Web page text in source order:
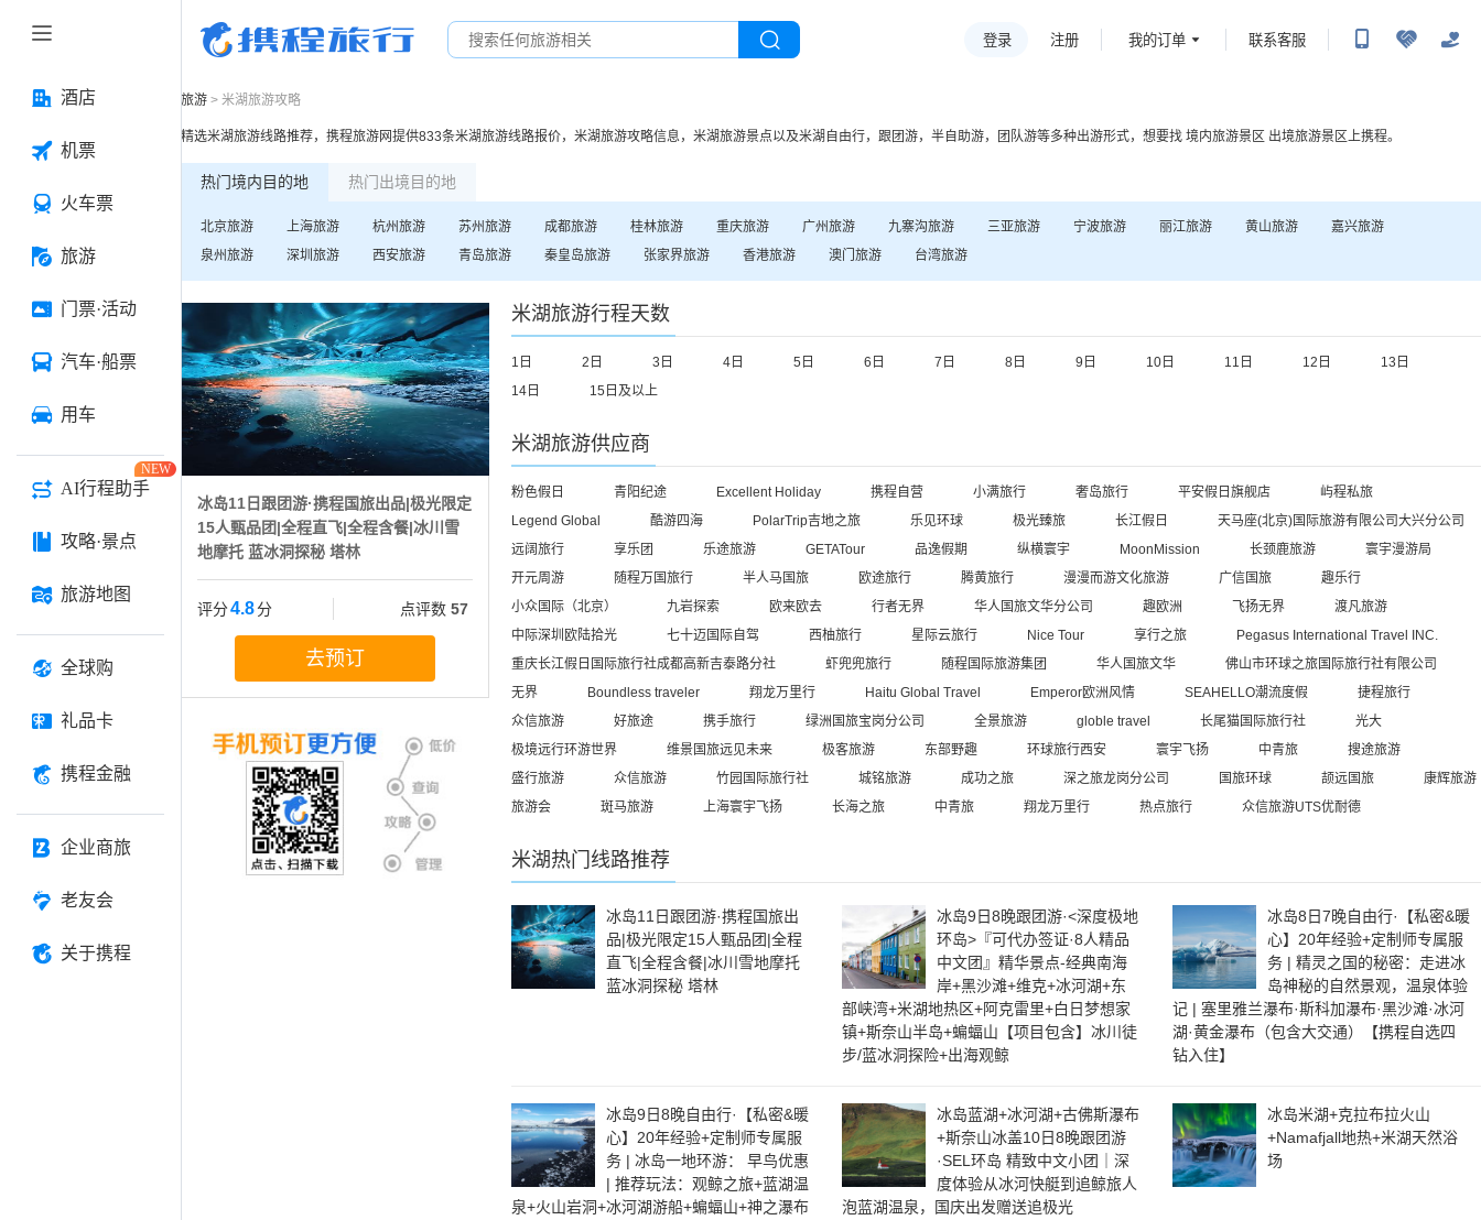
酒店
机票
火车票
旅游
门票·活动
汽车·船票
用车
AI行程助手
NEW
攻略·景点
旅游地图
全球购
礼品卡
携程金融
企业商旅
老友会
关于携程
登录 注册 我的订单 联系客服
旅游 > 米湖旅游攻略
精选米湖旅游线路推荐，携程旅游网提供833条米湖旅游线路报价， 米湖旅游攻略信息， 米湖旅游景点以及米湖 自由行，跟团游，半自助游，团队游等多种出游形式，想要找 境内旅游景区 出境旅游景区上携程。
热门境内目的地 热门出境目的地
北京旅游 上海旅游 杭州旅游 苏州旅游 成都旅游 桂林旅游 重庆旅游 广州旅游 九寨沟旅游 三亚旅游 宁波旅游 丽江旅游 黄山旅游 嘉兴旅游
泉州旅游 深圳 旅游 西安旅游 青岛旅游 秦皇岛旅游 张家界旅游 香港旅游 澳门 旅游 台湾旅游
冰岛11日跟团游·携程国旅出品|极光限定
15人甄品团|全程直飞|全程含餐|冰川雪
地摩托 蓝冰洞探秘 塔林
评分4.8分 点评数 57
去预订
米湖旅游行程天数
1日 2日 3日 4日 5日 6日 7日 8日 9日 10日 11日 12日
13日
14日
15日及以上
米湖旅游供应商
粉色假日 青阳纪途 Excellent Holiday 携程自营 小满旅行 奢岛旅行 平安假日旗舰店
屿程私旅
Legend Global
酷游四海 PolarTrip吉地之旅 乐见环球 极光臻旅 长江假日
天马座(北京)国际旅游有限公司大兴分公司
远阔旅行
享乐团 乐途旅游 GETATour 品逸假期 纵横寰宇 MoonMission 长颈鹿旅游
寰宇漫游局
开元周游
随程万国旅行 半人马国旅 欧途旅行 腾黄旅行 漫漫而游文化旅游 广信国旅
趣乐行
小众国际（北京）
九岩探索 欧来欧去 行者无界 华人国旅文华分公司 趣欧洲 飞扬无界
渡凡旅游
中际深圳欧陆拾光
七十迈国际自驾 西柚旅行 星际云旅行 Nice Tour 享行之旅
Pegasus International Travel INC.
重庆长江假日国际旅行社成都高新吉泰路分社
虾兜兜旅行 随程国际旅游集团 华人国旅文华
佛山市环球之旅国际旅行社有限公司
无界
Boundless traveler 翔龙万里行 Haitu Global Travel Emperor欧洲风情 SEAHELLO潮流度假
捷程旅行
众信旅游
好旅途 携手旅行 绿洲国旅宝岗分公司 全景旅游 globle travel 长尾猫国际旅行社
光大
极境远行环游世界
维景国旅远见未来 极客旅游 东部野趣 环球旅行西安 寰宇飞扬 中青旅
搜途旅游
盛行旅游
众信旅游 竹园国际旅行社 城铭旅游 成功之旅 深之旅龙岗分公司 国旅环球 颉远国旅
康辉旅游
旅游会
斑马旅游 上海寰宇飞扬 长海之旅 中青旅 翔龙万里行 热点旅行 众信旅游UTS优耐德
米湖热门线路推荐
冰岛11日跟团游·携程国旅出
品|极光限定15人甄品团|全程
直飞|全程含餐|冰川雪地摩托
蓝冰洞探秘 塔林
冰岛9日8晚跟团游·<深度极地
环岛>『可代办签证·8人精品
中文团』精华景点-经典南海
岸+黑沙滩+维克+冰河湖+东
部峡湾+米湖地热区+阿克雷里+白日梦想家
镇+斯奈山半岛+蝙蝠山【项目包含】冰川徒
步/蓝冰洞探险+出海观鲸
冰岛8日7晚自由行·【私密&暖
心】20年经验+定制师专属服
务 | 精灵之国的秘密：走进冰
岛神秘的自然景观，温泉体验
记 | 塞里雅兰瀑布·斯科加瀑布·黑沙滩·冰河
湖·黄金瀑布（包含大交通）【携程自选四
钻入住】
冰岛9日8晚自由行·【私密&暖
心】20年经验+定制师专属服
务 | 冰岛一地环游： 早鸟优惠
| 推荐玩法：观鲸之旅+蓝湖温
泉+火山岩洞+冰河湖游船+蝙蝠山+神之瀑布
冰岛蓝湖+冰河湖+古佛斯瀑布
+斯奈山冰盖10日8晚跟团游
·SEL环岛 精致中文小团｜深
度体验从冰河快艇到追鲸旅人
泡蓝湖温泉，国庆出发赠送追极光
冰岛米湖+克拉布拉火山
+Namafjall地热+米湖天然浴
场